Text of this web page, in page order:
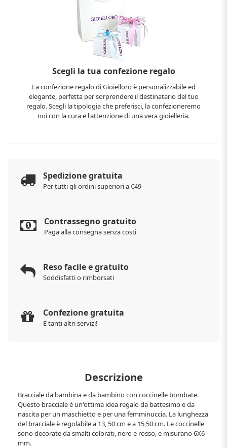
Scegli la tua confezione regalo
La confezione regalo di Gioielloro è personalizzabile ed
elegante, perfetta per sorprendere il destinatario del tuo
regalo. Scegli la tipologia che preferisci, la confezioneremo
noi con la cura e l'attenzione di una vera gioielleria.
Spedizione gratuita
Per tutti gli ordini superiori a €49
Contrassegno gratuito
Paga alla consegna senza costi
Reso facile e gratuito
Soddisfatti o rimborsati
Confezione gratuita
E tanti altri servizi!
Descrizione
Bracciale da bambina e da bambino con coccinelle bombate.
Questo bracciale è un'ottima idea regalo da battesimo e da
nascita per un maschietto e per una femminuccia. La lunghezza
del bracciale è regolabile a 13, 50 cm e a 15,50 cm. Le coccinelle
sono decorate da smalti colorati, nero e rosso, e misurano 6X6
mm.